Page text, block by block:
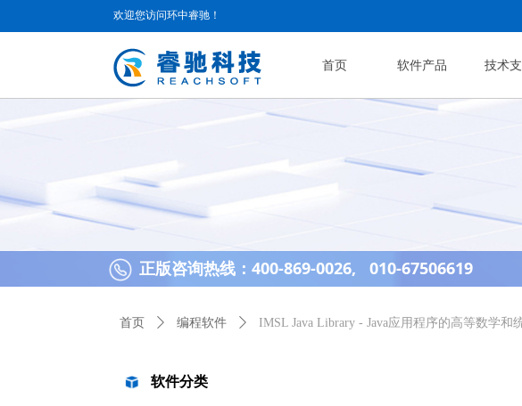
首页 软件产品 技术
欢迎您访问环中睿驰！
软件分类
首页 ꄲ 编程软件 ꄲ IMSL Java Library - Java应用程序的高等数学和
正版咨询热线：400-869-0026, 010-67506619